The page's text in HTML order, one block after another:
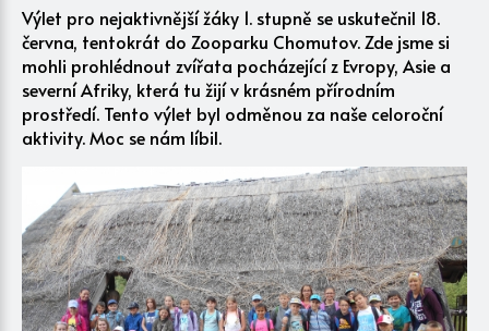
Výlet pro nejaktivnější žáky 1. stupně se uskutečnil 18.
června, tentokrát do Zooparku Chomutov. Zde jsme si
mohli prohlédnout zvířata pocházející z Evropy, Asie a
severní Afriky, která tu žijí v krásném přírodním
prostředí. Tento výlet byl odměnou za naše celoroční
aktivity. Moc se nám líbil.